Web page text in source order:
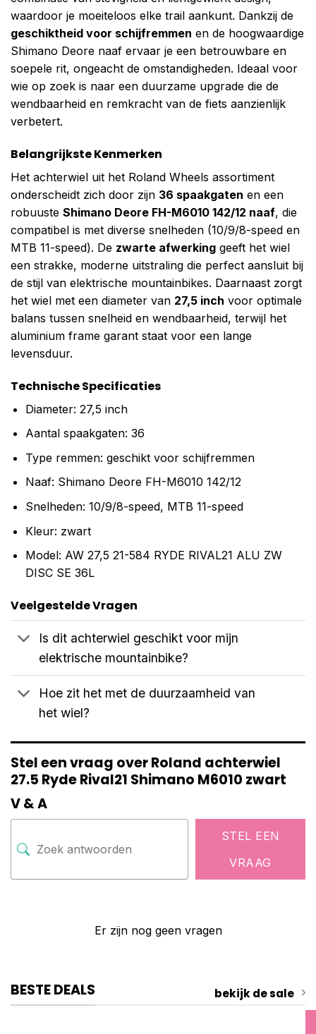
waardoor je moeiteloos elke trail aankunt. Dankzij de
geschiktheid voor schijfremmen en de hoogwaardige
Shimano Deore naaf ervaar je een betrouwbare en
soepele rit, ongeacht de omstandigheden. Ideaal voor
wie op zoek is naar een duurzame upgrade die de
wendbaarheid en remkracht van de fiets aanzienlijk
verbetert.
Belangrijkste Kenmerken
Het achterwiel uit het Roland Wheels assortiment
onderscheidt zich door zijn 36 spaakgaten en een
robuuste Shimano Deore FH-M6010 142/12 naaf, die
compatibel is met diverse snelheden (10/9/8-speed en
MTB 11-speed). De zwarte afwerking geeft het wiel
een strakke, moderne uitstraling die perfect aansluit bij
de stijl van elektrische mountainbikes. Daarnaast zorgt
het wiel met een diameter van 27,5 inch voor optimale
balans tussen snelheid en wendbaarheid, terwijl het
aluminium frame garant staat voor een lange
levensduur.
Technische Specificaties
Diameter: 27,5 inch
Aantal spaakgaten: 36
Type remmen: geschikt voor schijfremmen
Naaf: Shimano Deore FH-M6010 142/12
Snelheden: 10/9/8-speed, MTB 11-speed
Kleur: zwart
Model: AW 27,5 21-584 RYDE RIVAL21 ALU ZW
DISC SE 36L
Veelgestelde Vragen
Is dit achterwiel geschikt voor mijn
elektrische mountainbike?
Hoe zit het met de duurzaamheid van
het wiel?
Stel een vraag over Roland achterwiel
27.5 Ryde Rival21 Shimano M6010 zwart
V & A
STEL EEN
VRAAG
Er zijn nog geen vragen
BESTE DEALS bekijk de sale